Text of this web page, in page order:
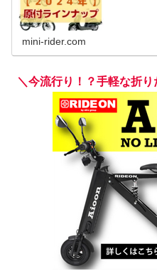
mini-rider.com
＼今流行り！？手軽な折